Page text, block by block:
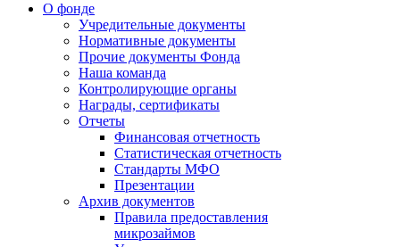
О фонде
Учредительные документы
Нормативные документы
Прочие документы Фонда
Наша команда
Контролирующие органы
Награды, сертификаты
Отчеты
Финансовая отчетность
Статистическая отчетность
Стандарты МФО
Презентации
Архив документов
Правила предоставления
микрозаймов